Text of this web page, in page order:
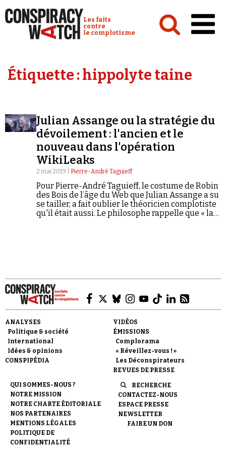
Conspiracy Watch :
Les faits
contre
le complotisme
Analyses
Vidéos
Émissions
Revues de presse
Newsletter
Faire un don
Étiquette :hippolyte taine
Julian Assange ou la stratégie du
dévoilement : l'ancien et le
nouveau dans l'opération
WikiLeaks
2 mai 2019 | Pierre-André Taguieff
Pour Pierre-André Taguieff, le costume de Robin
des Bois de l’âge du Web que Julian Assange a su
se tailler, a fait oublier le théoricien complotiste
qu'il était aussi. Le philosophe rappelle que « la
ANALYSES
Politique & société
International
Idées & opinions
CONSPIPÉDIA
VIDÉOS
ÉMISSIONS
Complorama
« Réveillez-vous ! »
Les Déconspirateurs
REVUES DE PRESSE
QUI SOMMES-NOUS ?
NOTRE MISSION
NOTRE CHARTE ÉDITORIALE
NOS PARTENAIRES
MENTIONS LÉGALES
POLITIQUE DE
CONFIDENTIALITÉ
RECHERCHE
CONTACTEZ-NOUS
ESPACE PRESSE
NEWSLETTER
FAIRE UN DON